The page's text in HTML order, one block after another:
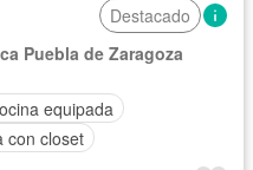
Destacado
Puebla de Zaragoza
equipada
con closet